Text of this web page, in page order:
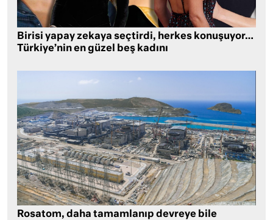
Birisi yapay zekaya seçtirdi, herkes konuşuyor…
Türkiye’nin en güzel beş kadını
Rosatom, daha tamamlanıp devreye bile